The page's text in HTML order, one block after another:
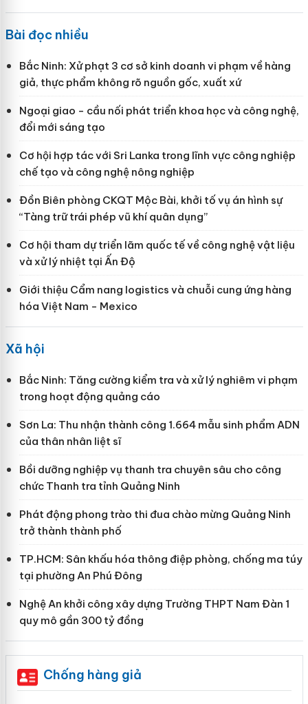
Bài đọc nhiều
Bắc Ninh: Xử phạt 3 cơ sở kinh doanh vi phạm về hàng
giả, thực phẩm không rõ nguồn gốc, xuất xứ
Ngoại giao - cầu nối phát triển khoa học và công nghệ,
đổi mới sáng tạo
Cơ hội hợp tác với Sri Lanka trong lĩnh vực công nghiệp
chế tạo và công nghệ nông nghiệp
Đồn Biên phòng CKQT Mộc Bài, khởi tố vụ án hình sự
“Tàng trữ trái phép vũ khí quân dụng”
Cơ hội tham dự triển lãm quốc tế về công nghệ vật liệu
và xử lý nhiệt tại Ấn Độ
Giới thiệu Cẩm nang logistics và chuỗi cung ứng hàng
hóa Việt Nam - Mexico
Xã hội
Bắc Ninh: Tăng cường kiểm tra và xử lý nghiêm vi phạm
trong hoạt động quảng cáo
Sơn La: Thu nhận thành công 1.664 mẫu sinh phẩm ADN
của thân nhân liệt sĩ
Bồi dưỡng nghiệp vụ thanh tra chuyên sâu cho công
chức Thanh tra tỉnh Quảng Ninh
Phát động phong trào thi đua chào mừng Quảng Ninh
trở thành thành phố
TP.HCM: Sân khấu hóa thông điệp phòng, chống ma túy
tại phường An Phú Đông
Nghệ An khởi công xây dựng Trường THPT Nam Đàn 1
quy mô gần 300 tỷ đồng
Chống hàng giả